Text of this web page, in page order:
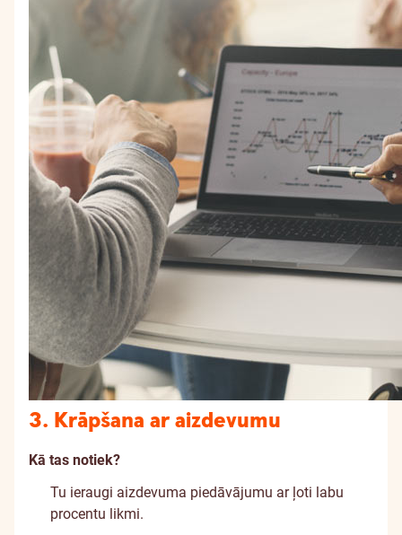
3. Krāpšana ar aizdevumu
Kā tas notiek?
Tu ieraugi aizdevuma piedāvājumu ar ļoti labu
procentu likmi.